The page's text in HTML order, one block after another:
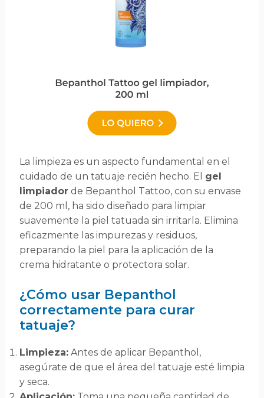
La limpieza es un aspecto fundamental en el
cuidado de un tatuaje recién hecho. El gel
limpiadorde Bepanthol Tattoo, con su envase
de 200 ml, ha sido diseñado para limpiar
suavemente la piel tatuada sin irritarla. Elimina
eficazmente las impurezas y residuos,
preparando la piel para la aplicación de la
crema hidratante o protectora solar.
¿Cómo usar Bepanthol
correctamente para curar
tatuaje?
Limpieza:Antes de aplicar Bepanthol,
asegúrate de que el área del tatuaje esté limpia
y seca.